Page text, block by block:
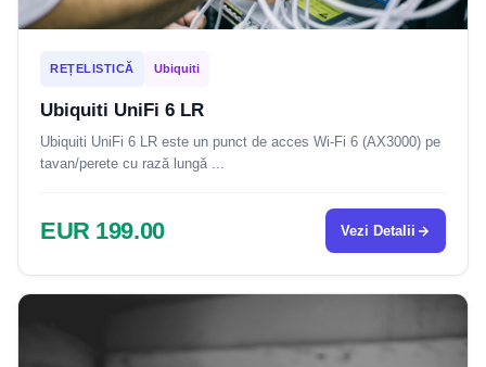
REȚELISTICĂ Ubiquiti
Ubiquiti UniFi 6 LR
Ubiquiti UniFi 6 LR este un punct de acces Wi-Fi 6 (AX3000) pe
tavan/perete cu rază lungă ...
EUR 199.00 Vezi Detalii